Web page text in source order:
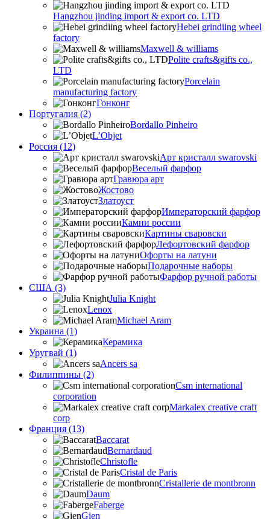
Hangzhou jinding import & export co. LTD
Hebei grindiing wheel
factory
Maxwell & williams
Polite crafts&gifts co.,
LTD
Porcelain
manufacturing factory
Гонконг
Португалия (2)
Bordallo Pinheiro
L’Objet
Россия (12)
Арт кристалл swarovski
Веселый фарфор
Гравюра арт
Жостово
Златоуст
Императорский фарфор
Камни россии
Картины сваровски
Лефортовский фарфор
Офорты на латуни
Подарочные наборы
Фарфор ручной работы
США (3)
Julia Knight
Lenox
Michael Aram
Украина (1)
Керамика
Уругвай (1)
Ancers sa
Филиппины (2)
Csm international
corporation
Markalex creative craft
corp
Франция (13)
Baccarat
Bernardaud
Christofle
Cristal de Paris
Cristallerie de montbronn
Daum
Faberge
Gien